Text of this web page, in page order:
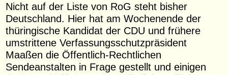
Nicht auf der Liste von RoG steht bisher
Deutschland. Hier hat am Wochenende der
thüringische Kandidat der CDU und frühere
umstrittene Verfassungsschutzpräsident
Maaßen die Öffentlich-Rechtlichen
Sendeanstalten in Frage gestellt und einigen